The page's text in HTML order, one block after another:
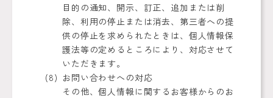
目的の通知、開示、訂正、追加または削
除、利用の停止または消去、第三者への提
供の停止を求められたときは、個人情報保
護法等の定めるところにより、対応させて
いただきます。
お問い合わせへの対応
その他、個人情報に関するお客様からのお